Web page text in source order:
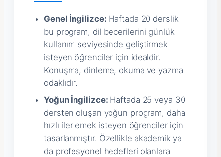
Genel İngilizce: Haftada 20 derslik
bu program, dil becerilerini günlük
kullanım seviyesinde geliştirmek
isteyen öğrenciler için idealdir.
Konuşma, dinleme, okuma ve yazma
odaklıdır.
Yoğun İngilizce: Haftada 25 veya 30
dersten oluşan yoğun program, daha
hızlı ilerlemek isteyen öğrenciler için
tasarlanmıştır. Özellikle akademik ya
da profesyonel hedefleri olanlara